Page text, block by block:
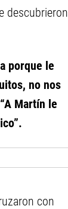
descubrieron
porque le
no nos
“A Martín le
con